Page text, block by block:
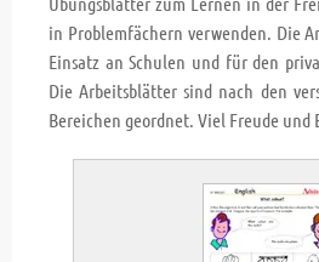
in Problemfächern verwenden. Die
Einsatz an Schulen und für den
Die Arbeitsblätter sind nach den
Bereichen geordnet. Viel Freude und